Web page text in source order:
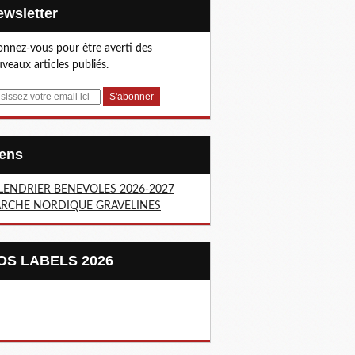
vous pour être averti des
articles publiés.
BENEVOLES 2026-2027
NORDIQUE GRAVELINES
LABELS 2026